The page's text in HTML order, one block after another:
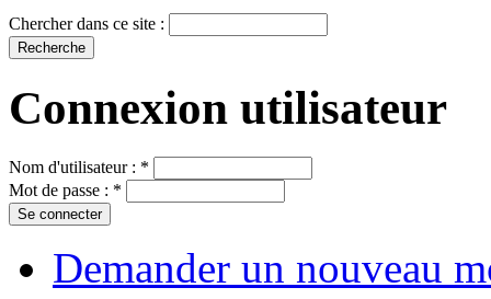
Chercher dans ce site :
Connexion utilisateur
Nom d'utilisateur : *
Mot de passe : *
Demander un nouveau